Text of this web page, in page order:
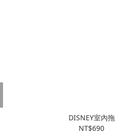
DISNEY室內拖
NT$690